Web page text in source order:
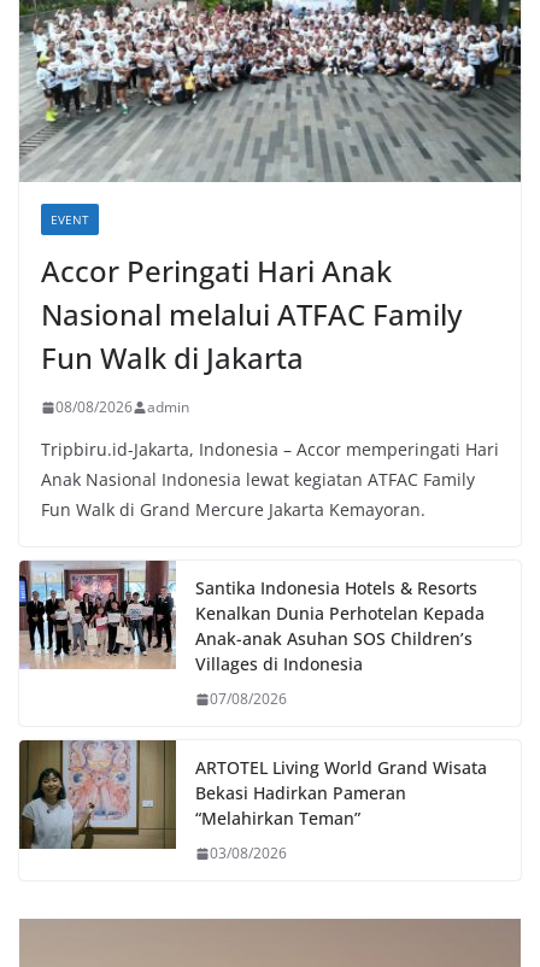
EVENT
Accor Peringati Hari Anak
Nasional melalui ATFAC Family
Fun Walk di Jakarta
08/08/2026 admin
Tripbiru.id-Jakarta, Indonesia – Accor memperingati Hari
Anak Nasional Indonesia lewat kegiatan ATFAC Family
Fun Walk di Grand Mercure Jakarta Kemayoran.
Santika Indonesia Hotels & Resorts
Kenalkan Dunia Perhotelan Kepada
Anak-anak Asuhan SOS Children’s
Villages di Indonesia
07/08/2026
ARTOTEL Living World Grand Wisata
Bekasi Hadirkan Pameran
“Melahirkan Teman”
03/08/2026